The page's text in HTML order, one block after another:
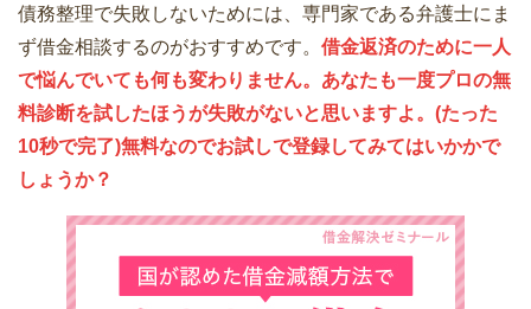
債務整理で失敗しないためには、専門家である弁護士にま
ず借金相談するのがおすすめです。 借金返済のために一人
で悩んでいても何も変わりません。あなたも一度プロの無
料診断を試したほうが失敗がないと思いますよ。(たった
10秒で完了)無料なのでお試しで登録してみてはいかかで
しょうか？